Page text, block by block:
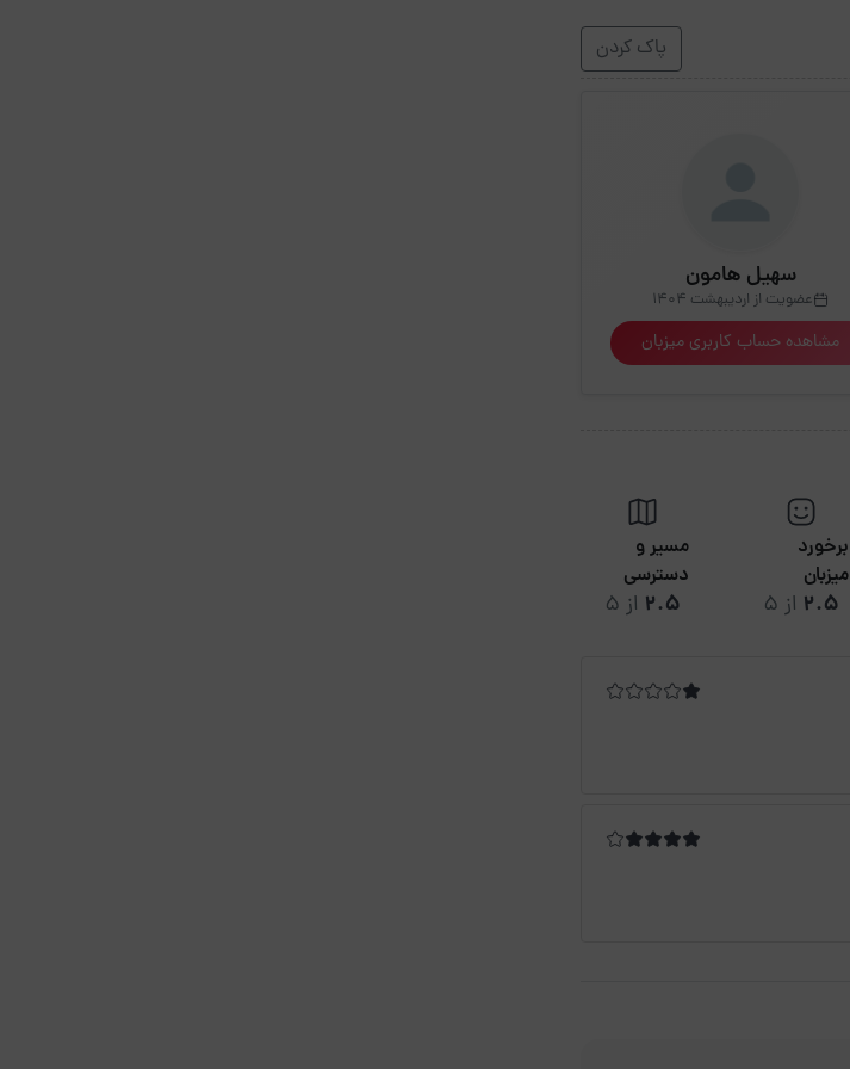
پاک کردن
سهیل هامون
عضویت از اردیبهشت 1404
مشاهده حساب کاربری میزبان
برخورد
میزبان
2.5 از 5
مسیر و
دسترسی
2.5 از 5